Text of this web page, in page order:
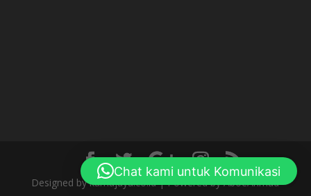
Designed by kamajaya.co.id | Powered by AboeAhmad
Chat kami untuk Komunikasi